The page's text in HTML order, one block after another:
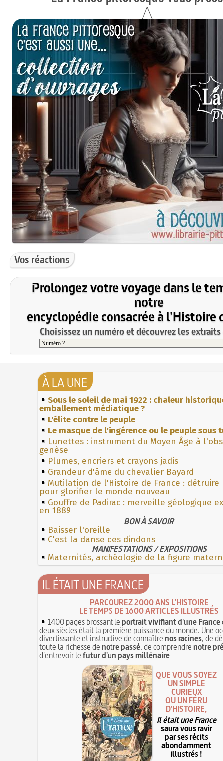
Vos réactions
Prolongez votre voyage dans le
notre
encyclopédie consacrée à l'Histoire
Choisissez un numéro et découvrez les
À LA UNE
Sous le soleil de mai 1922 : chaleur
emballement médiatique ?
L'élite contre le peuple
Le masque de l'ingérence ou le peuple sous
Lunettes : instrument du Moyen Âge à
genèse
Plumes, encriers et crayons jadis
Grandeur d'âme du chevalier Bayard
Mutilation de l'Histoire de France : détruire
pour glorifier le monde nouveau
Gouffre de Padirac : merveille géologique
en 1889
BON À SAVOIR
Baisser l'oreille
C'est la danse des dindons
MANIFESTATIONS / EXPOSITIONS
Maternités, archéologie de la figure
IL ÉTAIT UNE FRANCE
PARCOUREZ 2000 ANS L'HISTOIRE
LE TEMPS DE 1600 ARTICLES ILLUSTRÉS
1400 pages brossant leportrait vivifiant d'une France
deux siècles était la première puissance du monde. Une
divertissante et instructive de connaîtrenos racines, de
toute la richesse denotre passé, de comprendrenotre
d'entrevoir lefutur d'un pays millénaire
QUE VOUS SOYEZ
UN SIMPLE
CURIEUX
OU UN FÉRU
D'HISTOIRE,
Il était une France
saura vous ravir
par ses récits
abondamment
illustrés !